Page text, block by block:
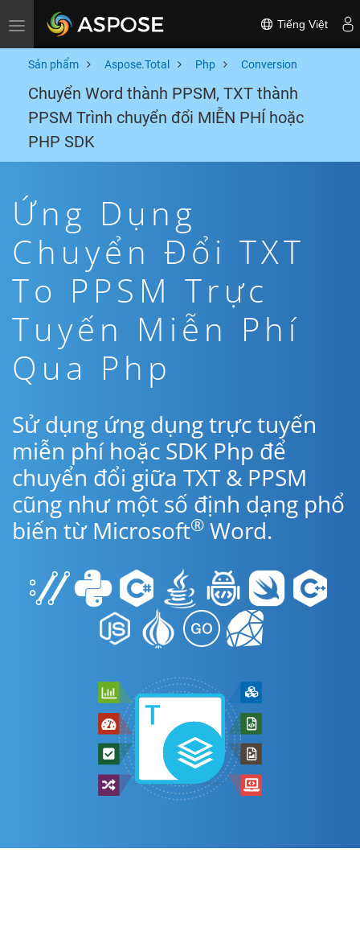
Toggle navigation Tiếng Việt
Sản phẩm Aspose.Total Php Conversion
Chuyển Word thành PPSM, TXT thành
PPSM Trình chuyển đổi MIỄN PHÍ hoặc
PHP SDK
Ứng Dụng
Chuyển Đổi TXT
To PPSM Trực
Tuyến Miễn Phí
Qua Php
Sử dụng ứng dụng trực tuyến
miễn phí hoặc SDK Php để
chuyển đổi giữa TXT & PPSM
cũng như một số định dạng phổ
biến từ Microsoft® Word.